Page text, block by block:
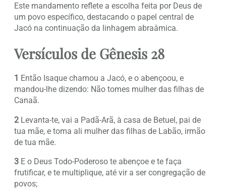
Este mandamento reflete a escolha feita por Deus de
um povo específico, destacando o papel central de
Jacó na continuação da linhagem abraâmica.
Versículos de Gênesis 28
1 Então Isaque chamou a Jacó, e o abençoou, e
mandou-lhe dizendo: Não tomes mulher das filhas de
Canaã.
2 Levanta-te, vai a Padã-Arã, à casa de Betuel, pai de
tua mãe, e toma ali mulher das filhas de Labão, irmão
de tua mãe.
3 E o Deus Todo-Poderoso te abençoe e te faça
frutificar, e te multiplique, até vir a ser congregação de
povos;